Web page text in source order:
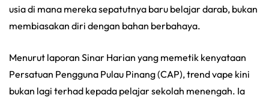
usia di mana mereka sepatutnya baru belajar darab, bukan
membiasakan diri dengan bahan berbahaya.
Menurut laporan Sinar Harian yang memetik kenyataan
Persatuan Pengguna Pulau Pinang (CAP), trend vape kini
bukan lagi terhad kepada pelajar sekolah menengah. Ia